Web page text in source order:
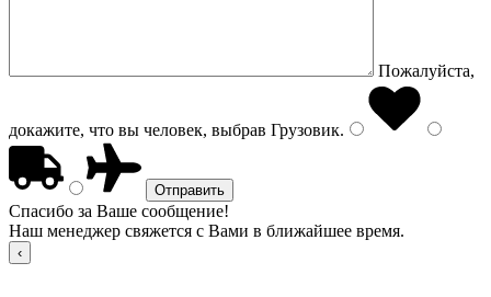
Пожалуйста,
докажите, что вы человек, выбрав Грузовик.
Спасибо за Ваше сообщение!
Наш менеджер свяжется с Вами в ближайшее время.